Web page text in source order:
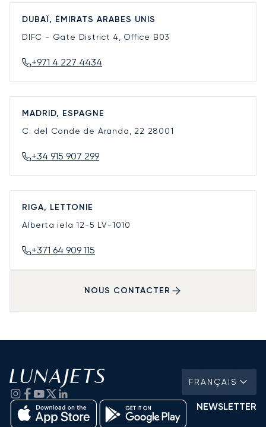
DUBAÏ, ÉMIRATS ARABES UNIS
DIFC - Gate District 4, Office B03
+971 4 227 4434
MADRID, ESPAGNE
C. del Conde de Aranda, 22 28001
+34 915 907 299
RIGA, LETTONIE
Alberta iela 12-5 LV-1010
+371 64 909 115
NOUS CONTACTER
FRANÇAIS
NEWSLETTER